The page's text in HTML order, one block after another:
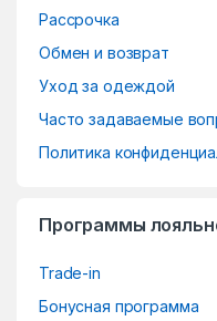
Рассрочка
Обмен и возврат
Уход за одеждой
Часто задаваемые
Политика
Программы
Trade-in
Бонусная программа